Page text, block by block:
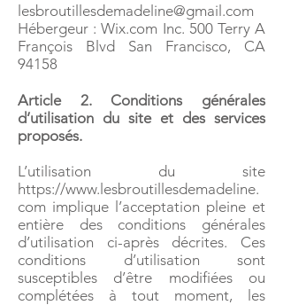
lesbroutillesdemadeline@gmail.com
Hébergeur : Wix.com Inc. 500 Terry A
François Blvd San Francisco, CA
94158
Article 2. Conditions générales
d’utilisation du site et des services
proposés.
L’utilisation du site
https://www.lesbroutillesdemadeline.
com implique l’acceptation pleine et
entière des conditions générales
d’utilisation ci-après décrites. Ces
conditions d’utilisation sont
susceptibles d’être modifiées ou
complétées à tout moment, les